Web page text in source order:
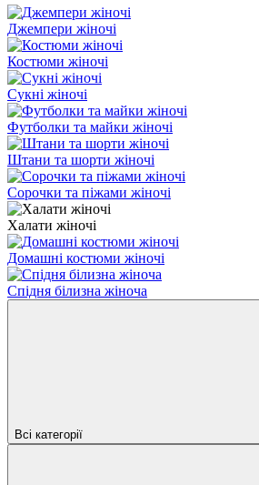
Джемпери жіночі
Костюми жіночі
Сукні жіночі
Футболки та майки жіночі
Штани та шорти жіночі
Сорочки та піжами жіночі
Халати жіночі
Домашні костюми жіночі
Спідня білизна жіночa
Всі категорії